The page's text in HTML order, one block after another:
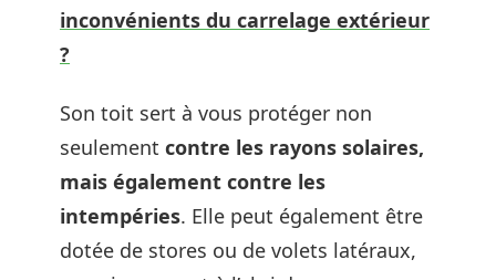
inconvénients du carrelage extérieur
?
Son toit sert à vous protéger non
seulement contre les rayons solaires,
mais également contre les
intempéries. Elle peut également être
dotée de stores ou de volets latéraux,